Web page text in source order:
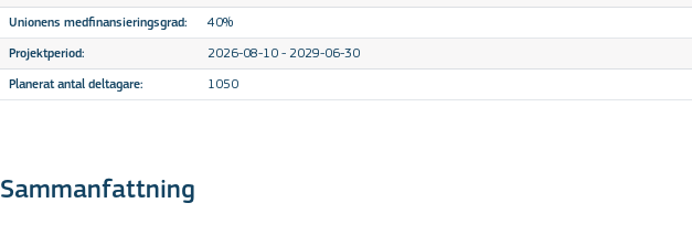
Unionens medfinansieringsgrad: 40%
Projektperiod: 2026-08-10 - 2029-06-30
Planerat antal deltagare: 1050
Sammanfattning